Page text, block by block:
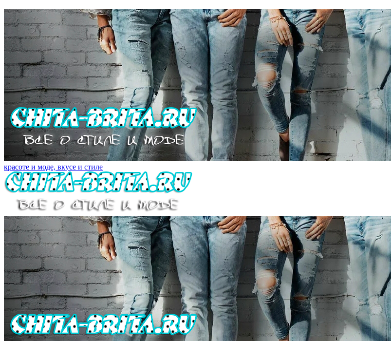
красоте и моде, вкусе и стиле